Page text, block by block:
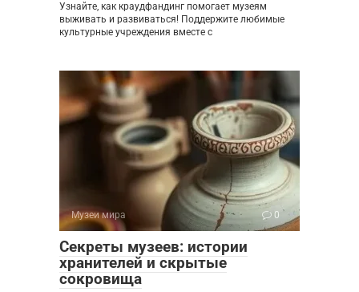
Узнайте, как краудфандинг помогает музеям
выживать и развиваться! Поддержите любимые
культурные учреждения вместе с
Музеи мира 0
Секреты музеев: истории
хранителей и скрытые
сокровища